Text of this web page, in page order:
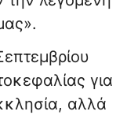
για
αλλά